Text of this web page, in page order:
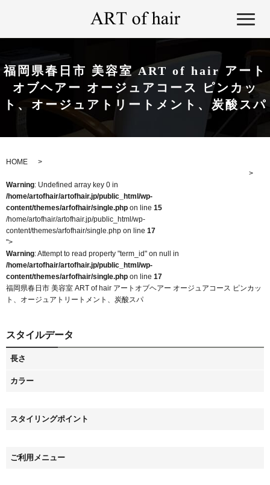
福岡県春日市 美容室 ART of hair アート
オブヘアー オージュアコース ピンカッ
ト、オージュアトリートメント、炭酸スパ
HOME
Warning: Undefined array key 0 in
/home/artofhair/artofhair.jp/public_html/wp-
content/themes/arfofhair/single.php on line 15
/home/artofhair/artofhair.jp/public_html/wp-
content/themes/arfofhair/single.php on line 17
">
Warning: Attempt to read property "term_id" on null in
/home/artofhair/artofhair.jp/public_html/wp-
content/themes/arfofhair/single.php on line 17
福岡県春日市 美容室 ART of hair アートオブヘアー オージュアコース ピンカッ
ト、オージュアトリートメント、炭酸スパ
スタイルデータ
長さ
カラー
スタイリングポイント
ご利用メニュー